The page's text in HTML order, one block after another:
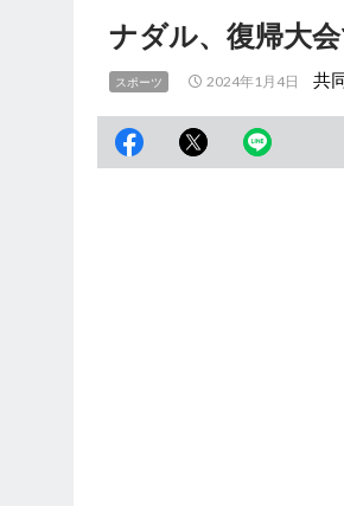
ナダル、復帰大
スポーツ 2024年1月4日 共